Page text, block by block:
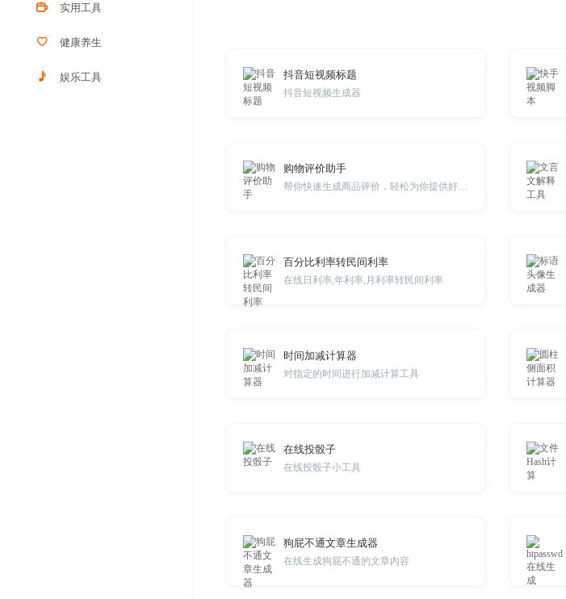
实用工具
健康养生
娱乐工具 抖音短视频标题
抖音短视频生成器
购物评价助手
百分比利率转民间利率
在线日利率,年利率,月利率转民间利率
时间加减计算器
对指定的时间进行加减计算工具
在线投骰子
在线投骰子小工具
狗屁不通文章生成器
在线生成狗屁不通的文章内容